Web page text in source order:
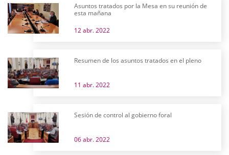
Asuntos tratados por la Mesa en su reunión de
esta mañana
12 abr. 2022
Resumen de los asuntos tratados en el pleno
11 abr. 2022
Sesión de control al gobierno foral
06 abr. 2022